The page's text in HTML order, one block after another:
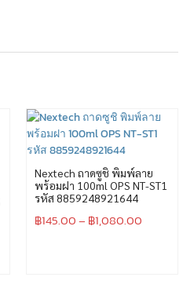
Nextech ถาดซูชิ พิมพ์ลาย
พร้อมฝา 100ml OPS NT-ST1
รหัส 8859248921644
฿145.00– ฿1,080.00